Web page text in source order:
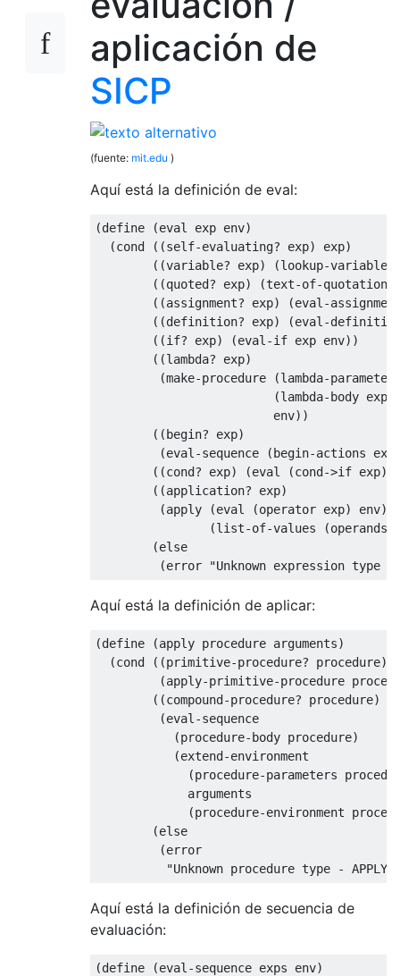
aplicación de
SICP
(fuente: mit.edu )
Aquí está la definición de eval:
(define (eval exp env)
  (cond ((self-evaluating? exp) exp)
((variable? exp) (lookup-variable-
((quoted? exp) (text-of-quotation
((assignment? exp) (eval-
((definition? exp) (eval-
        ((if? exp) (eval-if exp env))
        ((lambda? exp)
(make-procedure (lambda-
                         (lambda-body exp)
                         env))
        ((begin? exp)
(eval-sequence (begin-actions
((cond? exp) (eval (cond->if exp)
        ((application? exp)
         (apply (eval (operator exp) env)
(list-of-values (operands
        (else
Aquí está la definición de aplicar:
(define (apply procedure arguments)
  (cond ((primitive-procedure? procedure)
(apply-primitive-procedure
        ((compound-procedure? procedure)
         (eval-sequence
           (procedure-body procedure)
           (extend-environment
(procedure-parameters
             arguments
(procedure-environment
        (else
         (error
Aquí está la definición de secuencia de
evaluación:
(define (eval-sequence exps env)